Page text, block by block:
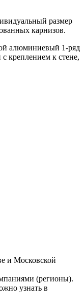
размер
карнизов.
алюминиевый 1-ряд
креплением к стене,
и Московской
(регионы).
узнать в